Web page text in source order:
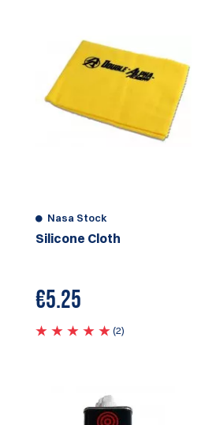
Nasa Stock
Silicone Cloth
€5.25
(2)